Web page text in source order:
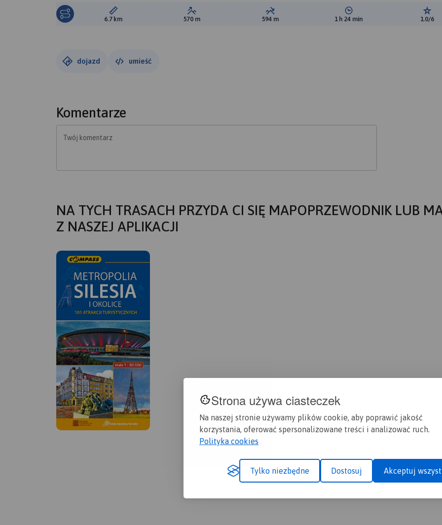
Strona używa ciasteczek
Na naszej stronie używamy plików cookie, aby poprawić jakość
korzystania, oferować spersonalizowane treści i analizować ruch.
Polityka cookies
Tylko niezbędne Dostosuj Akceptuj
Długość trasy:
6.7 km Suma przewyższeń:
570 m Suma spadków:
594 m Średni czas potrzebny na
1 h 24 min 1.0/6
dojazd umieść
Komentarze
Twój komentarz
NA TYCH TRASACH PRZYDA CI SIĘ MAPOPRZEWODNIK LUB
Z NASZEJ APLIKACJI